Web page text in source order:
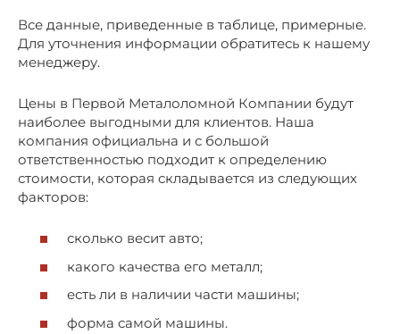
Все данные, приведенные в таблице, примерные.
Для уточнения информации обратитесь к нашему
менеджеру.
Цены в Первой Металоломной Компании будут
наиболее выгодными для клиентов. Наша
компания официальна и с большой
ответственностью подходит к определению
стоимости, которая складывается из следующих
факторов:
сколько весит авто;
какого качества его металл;
есть ли в наличии части машины;
форма самой машины.